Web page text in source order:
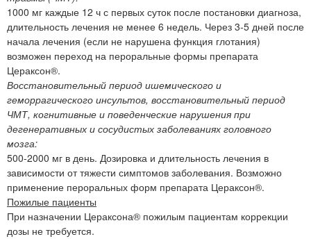
1000 мг каждые 12 ч с первых суток после постановки диагноза,
длительность лечения не менее 6 недель. Через 3-5 дней после
начала лечения (если не нарушена функция глотания)
возможен переход на пероральные формы препарата
Цераксон®.
Восстановительный период ишемического и
геморрагического инсультов, восстановительный период
ЧМТ, когнитивные и поведенческие нарушения при
дегенеративных и сосудистых заболеваниях головного
мозга:
500-2000 мг в день. Дозировка и длительность лечения в
зависимости от тяжести симптомов заболевания. Возможно
применение пероральных форм препарата Цераксон®.
Пожилые пациенты
При назначении Цераксона® пожилым пациентам коррекции
дозы не требуется.